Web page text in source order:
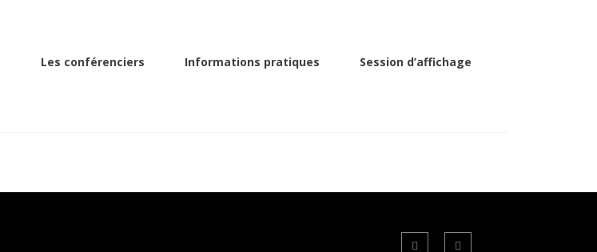
Les conférenciers Informations pratiques Session d’affichage